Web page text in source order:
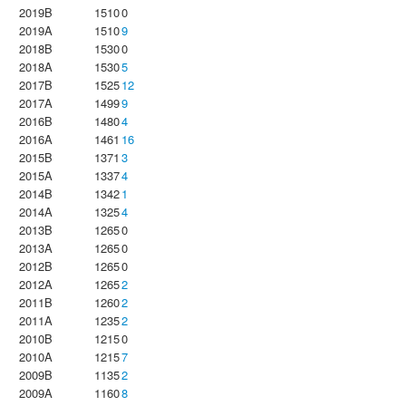
2019B
15100
2019A
15109
2018B
15300
2018A
15305
2017B
152512
2017A
14999
2016B
14804
2016A
1461 16
2015B
1371 3
2015A
13374
2014B
13421
2014A
13254
2013B
12650
2013A
12650
2012B
12650
2012A
12652
2011B
12602
2011A
12352
2010B
12150
2010A
12157
2009B
11352
2009A
11608